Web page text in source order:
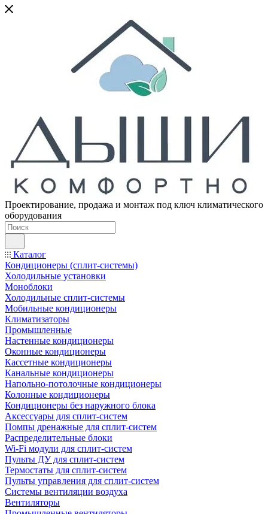
Проектирование, продажа и монтаж под ключ климатического
оборудования
Каталог
Кондиционеры (сплит-системы)
Холодильные установки
Моноблоки
Холодильные сплит-системы
Мобильные кондиционеры
Климатизаторы
Промышленные
Настенные кондиционеры
Оконные кондиционеры
Кассетные кондиционеры
Канальные кондиционеры
Напольно-потолочные кондиционеры
Колонные кондиционеры
Кондиционеры без наружного блока
Аксессуары для сплит-систем
Помпы дренажные для сплит-систем
Распределительные блоки
Wi-Fi модули для сплит-систем
Пульты ДУ для сплит-систем
Термостаты для сплит-систем
Пульты управления для сплит-систем
Системы вентиляции воздуха
Вентиляторы